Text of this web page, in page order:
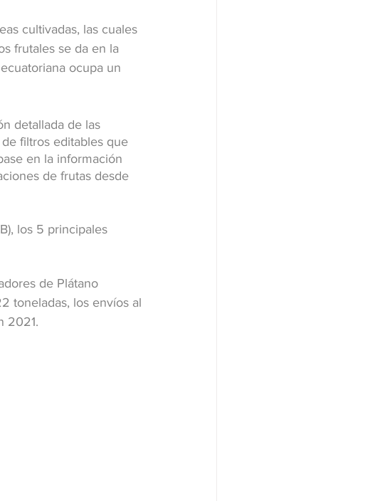
cultivadas, las cuales
frutales se da en la
ocupa un
detallada de las
filtros editables que
en la información
de frutas desde
los 5 principales
de Plátano
toneladas, los envíos al
2021.